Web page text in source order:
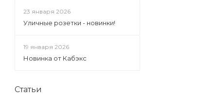
23 января 2026
Уличные розетки - новинки!
19 января 2026
Новинка от Кабэкс
Статьи